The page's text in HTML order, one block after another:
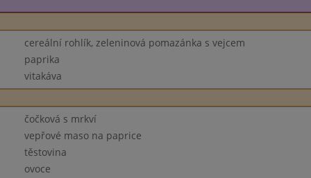
cereální rohlík, zeleninová pomazánka s vejcem
paprika
vitakáva
čočková s mrkví
vepřové maso na paprice
těstovina
ovoce